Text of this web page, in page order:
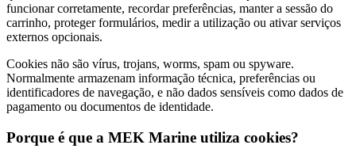
funcionar corretamente, recordar preferências, manter a sessão do
carrinho, proteger formulários, medir a utilização ou ativar serviços
externos opcionais.
Cookies não são vírus, trojans, worms, spam ou spyware.
Normalmente armazenam informação técnica, preferências ou
identificadores de navegação, e não dados sensíveis como dados de
pagamento ou documentos de identidade.
Porque é que a MEK Marine utiliza cookies?